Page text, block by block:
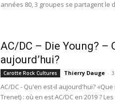
années 80, 3 groupes se partagent le
AC/DC – Die Young? –
aujourd’hui?
Carotte Rock Cultures Thierry Dauge -
AC/DC - Qu'en est-il aujourd'hui?
Trenet) : où en est AC/DC en 2019 ?